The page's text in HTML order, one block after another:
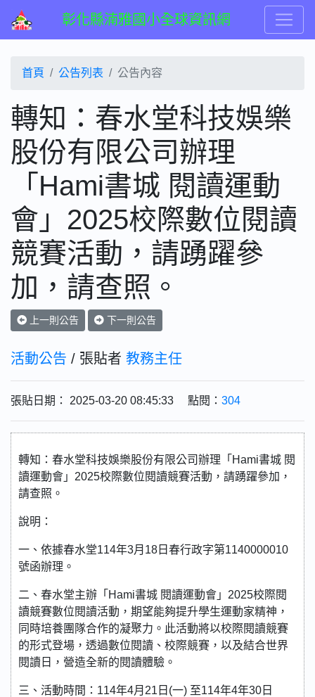
彰化縣湳雅國小全球資訊網
首頁 公告列表 公告內容
轉知：春水堂科技娛樂
股份有限公司辦理
「Hami書城 閱讀運動
會」2025校際數位閱讀
競賽活動，請踴躍參
加，請查照。
上一則公告 下一則公告
活動公告 / 張貼者 教務主任
張貼日期： 2025-03-20 08:45:33 點閱： 304
轉知：春水堂科技娛樂股份有限公司辦理「Hami書城 閱
讀運動會」2025校際數位閱讀競賽活動，請踴躍參加，
請查照。
說明：
一、依據春水堂114年3月18日春行政字第1140000010
號函辦理。
二、春水堂主辦「Hami書城 閱讀運動會」2025校際閱
讀競賽數位閱讀活動，期望能夠提升學生運動家精神，
同時培養團隊合作的凝聚力。此活動將以校際閱讀競賽
的形式登場，透過數位閱讀、校際競賽，以及結合世界
閱讀日，營造全新的閱讀體驗。
三、活動時間：114年4月21日(一) 至114年4年30日